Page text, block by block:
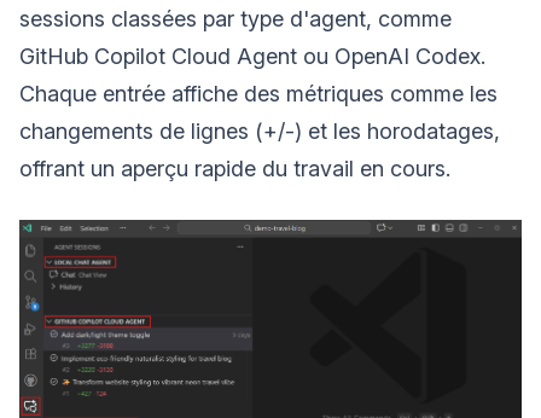
sessions classées par type d'agent, comme
GitHub Copilot Cloud Agent ou OpenAI Codex.
Chaque entrée affiche des métriques comme les
changements de lignes (+/-) et les horodatages,
offrant un aperçu rapide du travail en cours.